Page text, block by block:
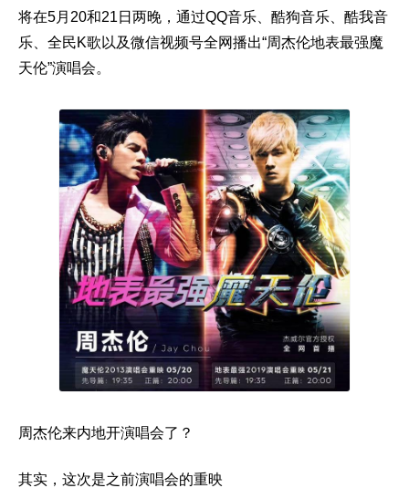
将在5月20和21日两晚，通过QQ音乐、酷狗音乐、酷我音
乐、全民K歌以及微信视频号全网播出“周杰伦地表最强魔
天伦”演唱会。
周杰伦来内地开演唱会了？
其实，这次是之前演唱会的重映